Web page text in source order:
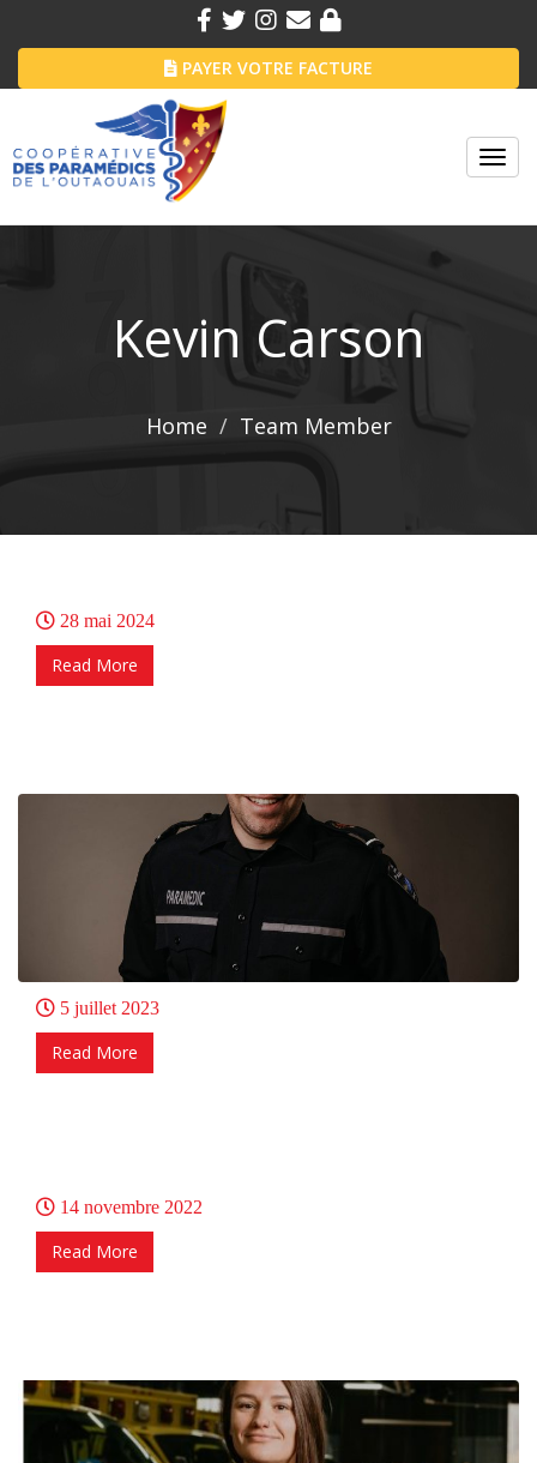
PAYER VOTRE FACTURE
Kevin Carson
Home Team Member
28 mai 2024
Read More
5 juillet 2023
Read More
14 novembre 2022
Read More